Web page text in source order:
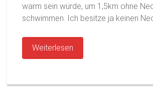
warm sein würde, um 1,5km ohne
schwimmen. Ich besitze ja keinen
Weiterlesen